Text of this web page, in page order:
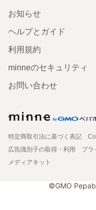
お知らせ
ヘルプとガイド
利用規約
minneのセキュリティ
お問い合わせ
特定商取引法に基づく表記
広告識別子の取得・利用
プラ
メディアキット
©GMO